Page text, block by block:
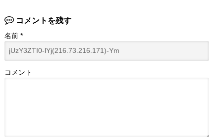
コメントを残す
名前 *
コメント